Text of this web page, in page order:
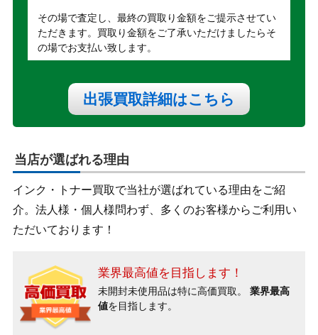
その場で査定し、最終の買取り金額をご提示させてい
ただきます。買取り金額をご了承いただけましたらそ
の場でお支払い致します。
出張買取詳細はこちら
当店が選ばれる理由
インク・トナー買取で当社が選ばれている理由をご紹
介。法人様・個人様問わず、多くのお客様からご利用い
ただいております！
業界最高値を目指します！
未開封未使用品は特に高価買取。 業界最高
値を目指します。